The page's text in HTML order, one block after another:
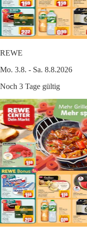
REWE
Mo. 3.8. - Sa. 8.8.2026
Noch 3 Tage gültig